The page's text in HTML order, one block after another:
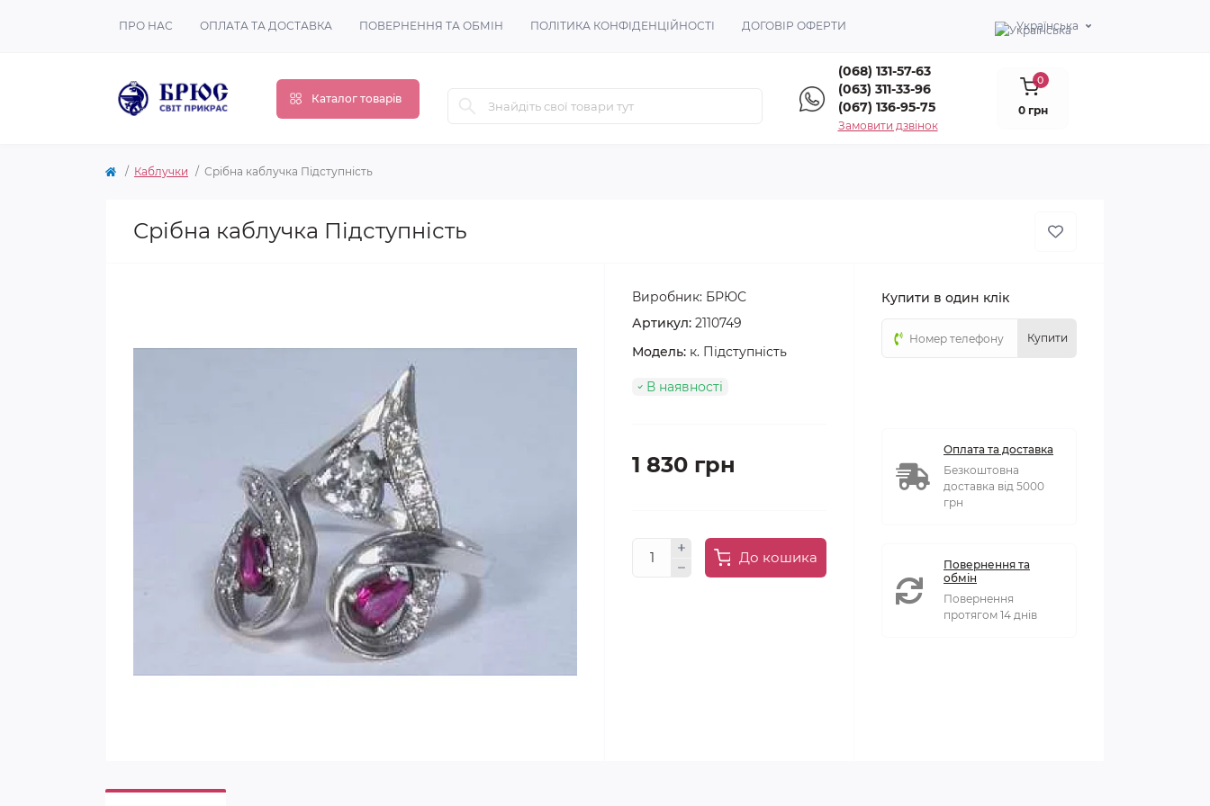
ПРО НАС ОПЛАТА ТА ДОСТАВКА ПОВЕРНЕННЯ ТА ОБМІН ПОЛІТИКА КОНФІДЕНЦІЙНОСТІ ДОГОВІР ОФЕРТИ Українська
Каталог товарів
(068) 131-57-63
(063) 311-33-96
(067) 136-95-75
Замовити дзвінок
0
0 грн
Каблучки Срібна каблучка Підступність
Срібна каблучка Підступність
Виробник: БРЮС
Артикул: 2110749
Модель: к. Підступність
В наявності
1 830 грн
До кошика
Купити в один клік
Купити
Оплата та доставка
Безкоштовна
доставка від 5000
грн
Повернення та
обмін
Повернення
протягом 14 днів